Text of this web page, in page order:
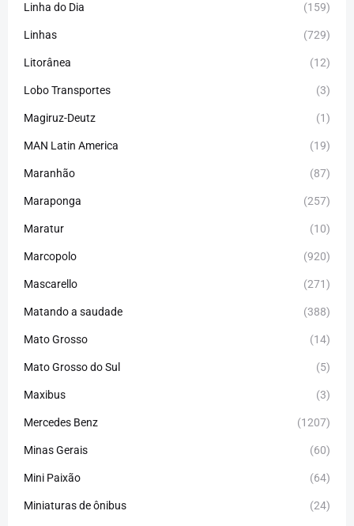
Linha do Dia (159)
Linhas (729)
Litorânea (12)
Lobo Transportes (3)
Magiruz-Deutz (1)
MAN Latin America (19)
Maranhão (87)
Maraponga (257)
Maratur (10)
Marcopolo (920)
Mascarello (271)
Matando a saudade (388)
Mato Grosso (14)
Mato Grosso do Sul (5)
Maxibus (3)
Mercedes Benz (1207)
Minas Gerais (60)
Mini Paixão (64)
Miniaturas de ônibus (24)